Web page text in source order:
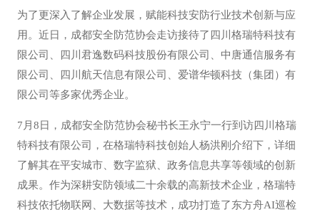
为了更深入了解企业发展，赋能科技安防行业技术创新与应
用。近日，成都安全防范协会走访接待了四川格瑞特科技有
限公司、四川君逸数码科技股份有限公司、中唐通信服务有
限公司、四川航天信息有限公司、爱谱华顿科技（集团）有
限公司等多家优秀企业。
7月8日，成都安全防范协会秘书长王永宁一行到访四川格瑞
特科技有限公司，在格瑞特科技创始人杨洪刚介绍下，详细
了解其在平安城市、数字监狱、政务信息共享等领域的创新
成果。作为深耕安防领域二十余载的高新技术企业，格瑞特
科技依托物联网、大数据等技术，成功打造了东方舟AI巡检